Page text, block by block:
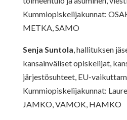
Kummiopiskelijakunnat:
METKA, SAMO
Senja Suntola, hallituksen
kansainväliset opiskelijat,
järjestösuhteet, EU-
Kummiopiskelijakunnat:
JAMKO, VAMOK, HAMKO